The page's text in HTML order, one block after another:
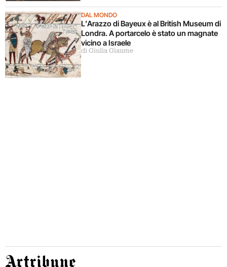
DAL MONDO
L’Arazzo di Bayeux è al British Museum di
Londra. A portarcelo è stato un magnate
vicino a Israele
di Giulia Giaume
Artribune